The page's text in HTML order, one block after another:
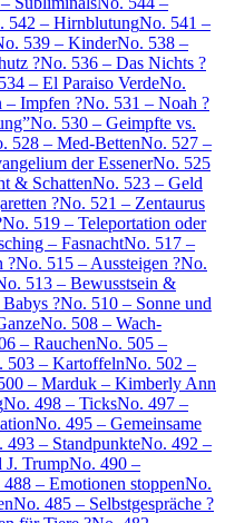
542 – HirnblutungNo. 541 –
539 – KinderNo. 538 –
?No. 536 – Das Nichts ?
– El Paraiso VerdeNo.
– Impfen ?No. 531 – Noah ?
No. 530 – Geimpfte vs.
528 – Med-BettenNo. 527 –
der EssenerNo. 525
& SchattenNo. 523 – Geld
?No. 521 – Zentaurus
No. 519 – Teleportation oder
– FasnachtNo. 517 –
?No. 515 – Aussteigen ?No.
513 – Bewusstsein &
?No. 510 – Sonne und
No. 508 – Wach-
– RauchenNo. 505 –
503 – KartoffelnNo. 502 –
– Marduk – Kimberly Ann
No. 498 – TicksNo. 497 –
No. 495 – Gemeinsame
493 – StandpunkteNo. 492 –
J. TrumpNo. 490 –
– Emotionen stoppenNo.
No. 485 – Selbstgespräche ?